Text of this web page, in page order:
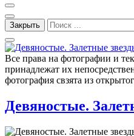
Закрыть
Все права на фотографии и
принадлежат их
фотография свзята из
Девяностые.